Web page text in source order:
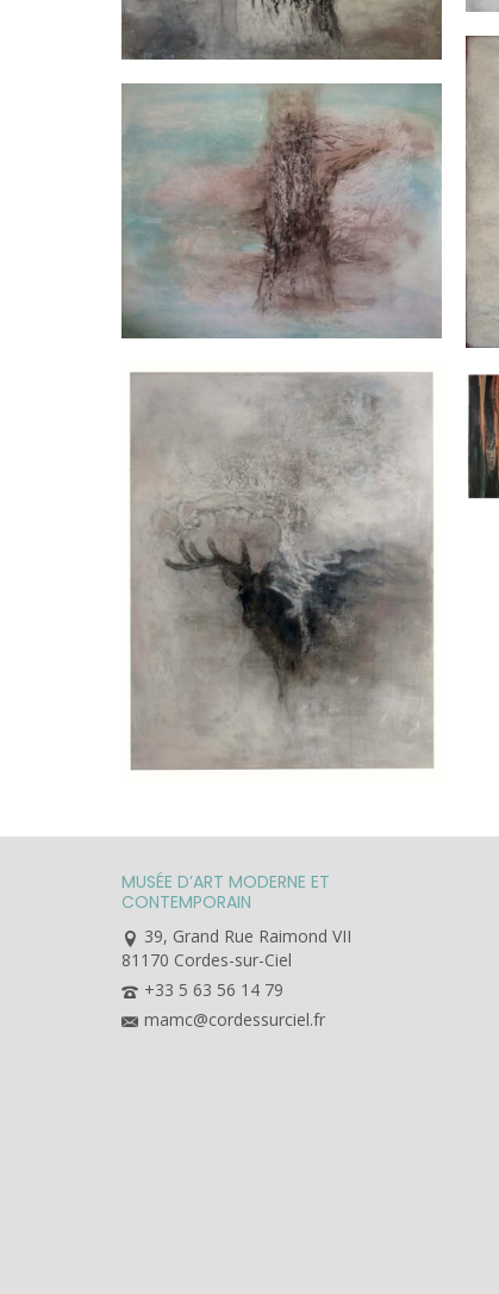
MUSÉE D’ART MODERNE ET
CONTEMPORAIN
39, Grand Rue Raimond VII
81170 Cordes-sur-Ciel
+33 5 63 56 14 79
mamc@cordessurciel.fr